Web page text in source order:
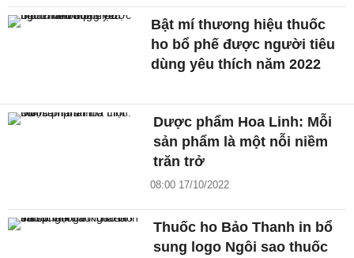
Bật mí thương hiệu thuốc
ho bổ phế được người tiêu
dùng yêu thích năm 2022
Dược phẩm Hoa Linh: Mỗi
sản phẩm là một nỗi niềm
trăn trở
08:00 17/10/2022
Thuốc ho Bảo Thanh in bổ
sung logo Ngôi sao thuốc